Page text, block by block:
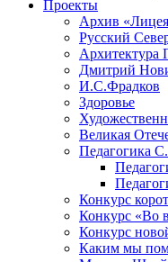
Проекты
Архив
Русский
Архитектура
Дмитрий
И.С.Фрадков
Здоровье
Великая
Педагогика
Конкурс
Конкурс «Во
Конкурс
Каким мы